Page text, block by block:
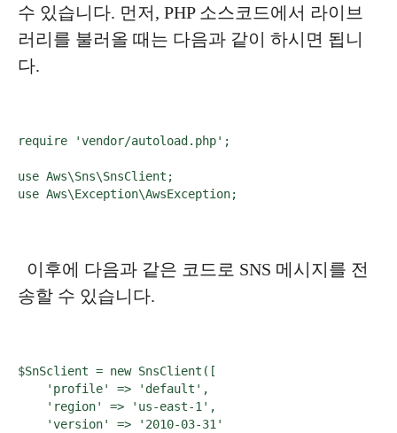
수 있습니다. 먼저, PHP 소스코드에서 라이브
러리를 불러올 때는 다음과 같이 하시면 됩니
다.
require 'vendor/autoload.php';
use Aws\Sns\SnsClient;
use Aws\Exception\AwsException;
이후에 다음과 같은 코드로 SNS 메시지를 전
송할 수 있습니다.
$SnSclient = new SnsClient([
    'profile' => 'default',
    'region' => 'us-east-1',
    'version' => '2010-03-31'